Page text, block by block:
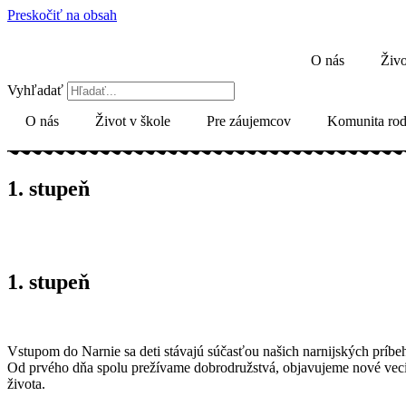
Preskočiť na obsah
O nás
Vyhľadať
O nás
Život v škole Pre záujemcov Komunita
1. stupeň
1. stupeň
Vstupom do Narnie sa deti stávajú súčasťou našich narnijských
Od prvého dňa spolu prežívame dobrodružstvá, objavujeme nové
života.